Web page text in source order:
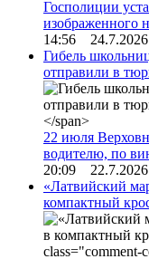
Госполиции
изображенного
14:56 24.7.2026
Гибель
отправили в
22 июля
водителю, по
20:09 22.7.2026
«Латвийский
компактный